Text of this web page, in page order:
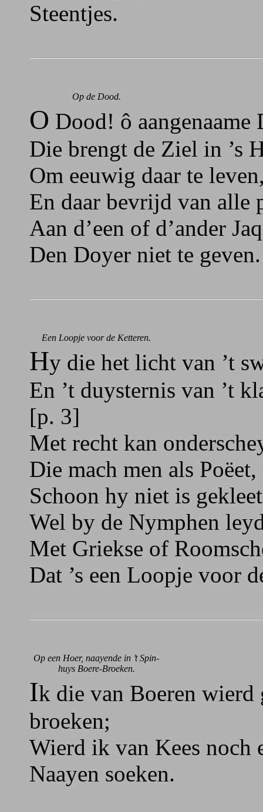
Steentjes.
Op de Dood.
O Dood! ô aangenaame
Die brengt de Ziel in ’s
Om eeuwig daar te
En daar bevrijd van alle
Aan d’een of d’ander
Den Doyer niet te geven.
Een Loopje voor de Ketteren.
Hy die het licht van ’t
En ’t duysternis van ’t
[p. 3]
Met recht kan
Die mach men als Poëet,
Schoon hy niet is
Wel by de Nymphen
Met Griekse of
Dat ’s een Loopje voor
Op een Hoer, naayende in ’t Spin-
huys Boere-Broeken.
Ik die van Boeren wierd
broeken;
Wierd ik van Kees noch
Naayen soeken.